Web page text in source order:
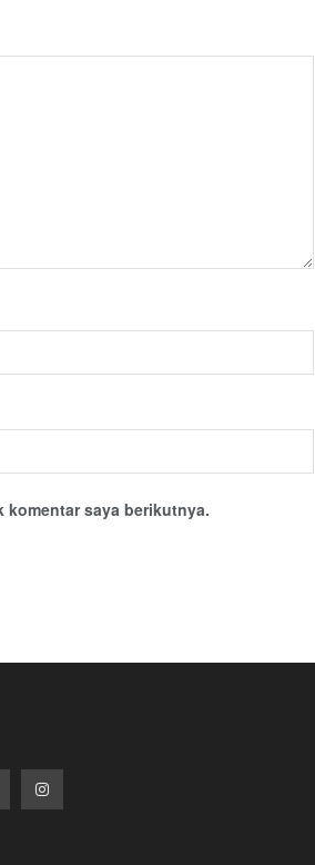
komentar saya berikutnya.